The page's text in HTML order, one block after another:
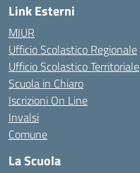
Link Esterni
MIUR
Ufficio Scolastico Regionale
Ufficio Scolastico Territoriale
Scuola in Chiaro
Iscrizioni On Line
Invalsi
Comune
La Scuola